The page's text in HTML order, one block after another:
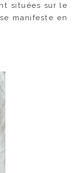
situées sur le
manifeste en